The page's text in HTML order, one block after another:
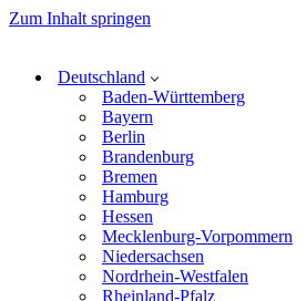
Zum Inhalt springen
Deutschland
Baden-Württemberg
Bayern
Berlin
Brandenburg
Bremen
Hamburg
Hessen
Mecklenburg-Vorpommern
Niedersachsen
Nordrhein-Westfalen
Rheinland-Pfalz